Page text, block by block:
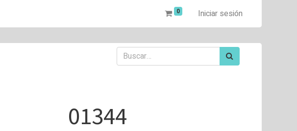
0 Iniciar sesión
01344